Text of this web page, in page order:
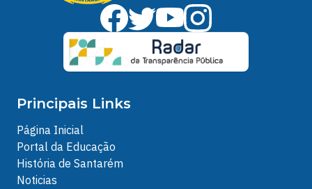
Principais Links
Página Inicial
Portal da Educação
História de Santarém
Noticias